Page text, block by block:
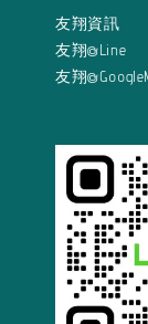
友翔資訊
友翔@Line
友翔